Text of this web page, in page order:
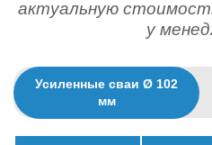
актуальную
у
Усиленные сваи Ø 102
мм